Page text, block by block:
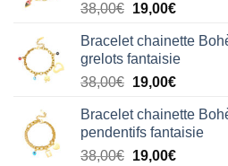
38,00€.19,00€.
38,00€ Le
initial
était :
38,00€.
19,00€Le
actuel
est :
19,00€.
Bracelet chainette
grelots fantaisie
38,00€ Le
initial
était :
38,00€.
19,00€Le
actuel
est :
19,00€.
Bracelet chainette
pendentifs fantaisie
38,00€ Le
19,00€Le